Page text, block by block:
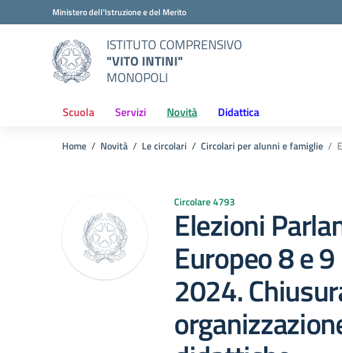
Vai ai contenuti
Vai al menu di navigazioneMinistero dell'Istruzione e del Merito
ISTITUTO COMPRENSIVO
"VITO INTINI"
MONOPOLI
Scuola Servizi Novità Didattica
Home Novità Le circolari Circolari per alunni e famiglie
Circolare 4793
Elezioni
Europeo 8 e
2024.